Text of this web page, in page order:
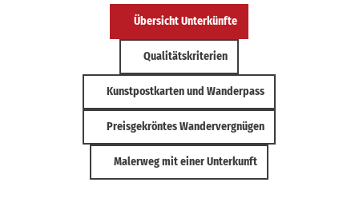
Übersicht Unterkünfte
Qualitätskriterien
Kunstpostkarten und Wanderpass
Preisgekröntes Wandervergnügen
Malerweg mit einer Unterkunft